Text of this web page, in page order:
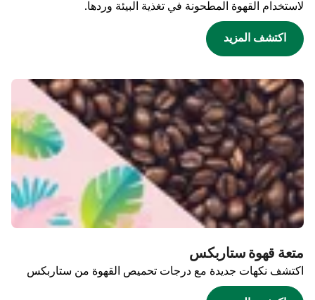
لاستخدام القهوة المطحونة في تغذية البيئة وردها.
اكتشف المزيد
متعة قهوة ستاربكس
اكتشف نكهات جديدة مع درجات تحميص القهوة من ستاربكس